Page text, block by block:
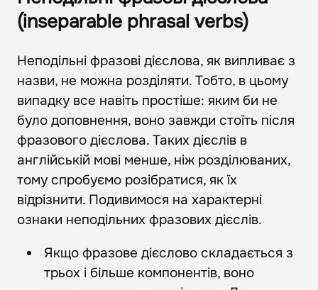
(inseparable phrasal verbs)
Неподільні фразові дієслова, як випливає з
назви, не можна розділяти. Тобто, в цьому
випадку все навіть простіше: яким би не
було доповнення, воно завжди стоїть після
фразового дієслова. Таких дієслів в
англійській мові менше, ніж розділюваних,
тому спробуємо розібратися, як їх
відрізнити. Подивимося на характерні
ознаки неподільних фразових дієслів.
Якщо фразове дієслово складається з
трьох і більше компонентів, воно